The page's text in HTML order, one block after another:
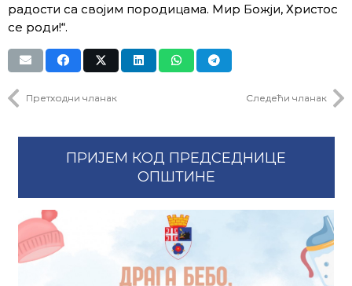
радости са својим породицама. Мир Божји, Христос
се роди!“.
Претходни чланак Следећи чланак
ПРИЈЕМ КОД ПРЕДСЕДНИЦЕ
ОПШТИНЕ